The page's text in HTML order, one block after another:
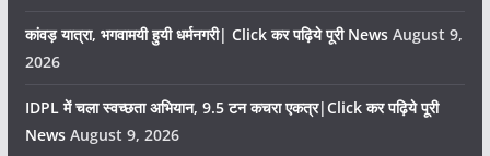
कांवड़ यात्रा, भगवामयी हुयी धर्मनगरी| Click कर पढ़िये पूरी News August 9,
2026
IDPL में चला स्वच्छता अभियान, 9.5 टन कचरा एकत्र|Click कर पढ़िये पूरी
News August 9, 2026